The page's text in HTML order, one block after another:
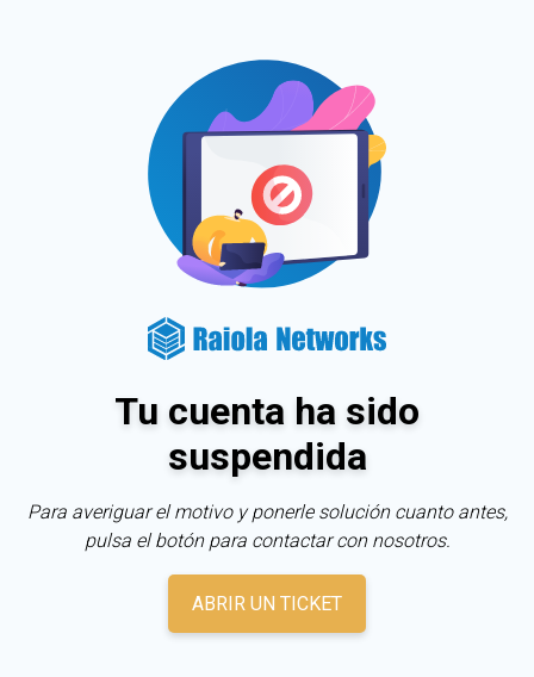
Tu cuenta ha sido
suspendida
Para averiguar el motivo y ponerle solución cuanto antes,
pulsa el botón para contactar con nosotros.
ABRIR UN TICKET